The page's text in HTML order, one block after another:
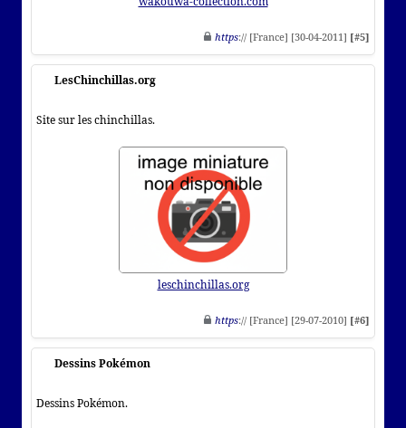
https:// [France] [30-04-2011] [#5]
LesChinchillas.org
Site sur les chinchillas.
leschinchillas.org
https:// [France] [29-07-2010] [#6]
Dessins Pokémon
Dessins Pokémon.